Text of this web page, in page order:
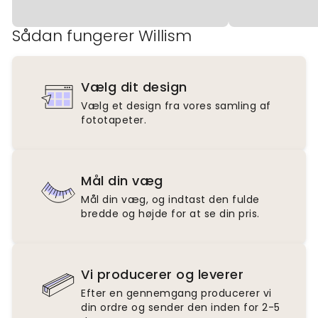
Sådan fungerer Willism
Vælg dit design
Vælg et design fra vores samling af
fototapeter.
Mål din væg
Mål din væg, og indtast den fulde
bredde og højde for at se din pris.
Vi producerer og leverer
Efter en gennemgang producerer vi
din ordre og sender den inden for 2-5